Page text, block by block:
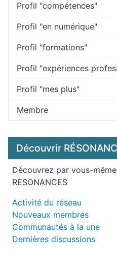
Profil "compétences"
Profil "en numérique"
Profil "formations"
Profil "expériences
Profil "mes plus"
Membre
Découvrir
Découvrez par vous-
RESONANCES
Activité du réseau
Nouveaux membres
Communautés à la une
Dernières discussions